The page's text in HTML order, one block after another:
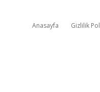
Anasayfa Gizlilik